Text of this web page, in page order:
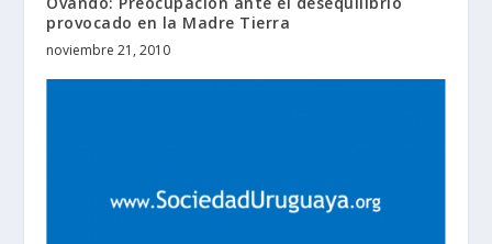
provocado en la Madre Tierra
noviembre 21, 2010